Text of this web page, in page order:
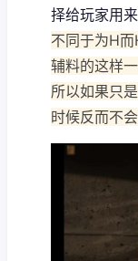
择给玩家用来
不同于为H
辅料的这样一
所以如果只
时候反而不